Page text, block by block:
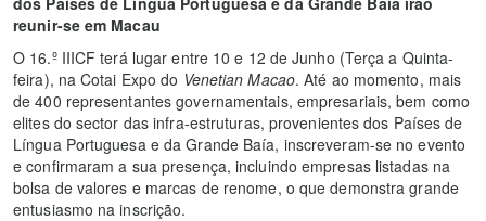
reunir-se em Macau
O 16.º IIICF terá lugar entre 10 e 12 de Junho (Terça a Quinta-
feira), na Cotai Expo do Venetian Macao. Até ao momento, mais
de 400 representantes governamentais, empresariais, bem como
elites do sector das infra-estruturas, provenientes dos Países de
Língua Portuguesa e da Grande Baía, inscreveram-se no evento
e confirmaram a sua presença, incluindo empresas listadas na
bolsa de valores e marcas de renome, o que demonstra grande
entusiasmo na inscrição.